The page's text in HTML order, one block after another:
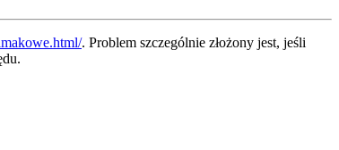
. Problem szczególnie złożony jest, jeśli